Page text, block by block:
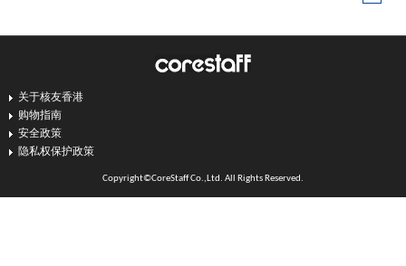
关于核友香港
购物指南
安全政策
隐私权保护政策
Copyright©CoreStaff Co.,Ltd. All Rights Reserved.